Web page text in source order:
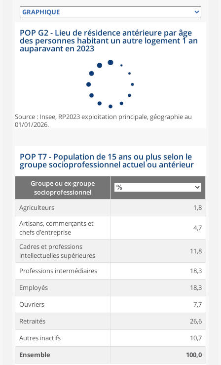
POP G2 - Lieu de résidence antérieure par âge
des personnes habitant un autre logement 1 an
auparavant en 2023
Source : Insee, RP2023 exploitation principale, géographie au
01/01/2026.
POP T7 - Population de 15 ans ou plus selon le
groupe socioprofessionnel actuel ou antérieur
Groupe ou ex-groupe
socioprofessionnel
Agriculteurs
1,8
Artisans, commerçants et
chefs d’entreprise
4,7
Cadres et professions
intellectuelles supérieures
11,8
Professions intermédiaires
18,3
Employés
18,3
Ouvriers
7,7
Retraités
26,6
Autres inactifs
10,7
Ensemble
100,0